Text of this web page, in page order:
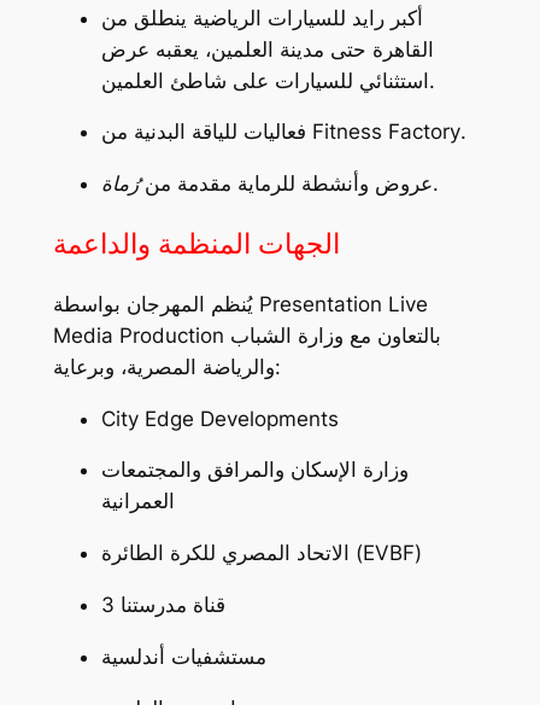
أكبر رايد للسيارات الرياضية ينطلق من
القاهرة حتى مدينة العلمين، يعقبه عرض
استثنائي للسيارات على شاطئ العلمين.
Fitness Factory.
عروض وأنشطة للرماية مقدمة منرُماة .
الجهات المنظمة والداعمة
يُنظم المهرجان بواسطة Presentation Live
Media Production بالتعاون مع وزارة الشباب
والرياضة المصرية، وبرعاية:
City Edge Developments
وزارة الإسكان والمرافق والمجتمعات
العمرانية
الاتحاد المصري للكرة الطائرة (EVBF)
قناة مدرستنا 3
مستشفيات أندلسية